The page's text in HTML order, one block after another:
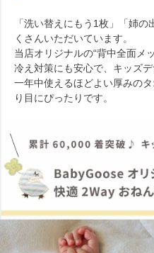
「洗い替えにもう1枚」「姉
くさんいただいています。
当店オリジナルの“背中全面メ
冷え対策にも安心で、キッズ
一年中使えるほどよい厚みの
り目にぴったりです。